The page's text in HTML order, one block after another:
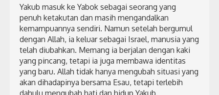
Yakub masuk ke Yabok sebagai seorang yang
penuh ketakutan dan masih mengandalkan
kemampuannya sendiri. Namun setelah bergumul
dengan Allah, ia keluar sebagai Israel, manusia yang
telah diubahkan. Memang ia berjalan dengan kaki
yang pincang, tetapi ia juga membawa identitas
yang baru. Allah tidak hanya mengubah situasi yang
akan dihadapinya bersama Esau, tetapi terlebih